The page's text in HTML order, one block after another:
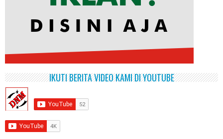
IKUTI BERITA VIDEO KAMI DI YOUTUBE